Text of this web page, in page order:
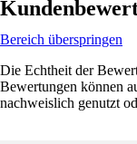
Bereich überspringen
Die Echtheit der
Bewertungen können
nachweislich genutzt